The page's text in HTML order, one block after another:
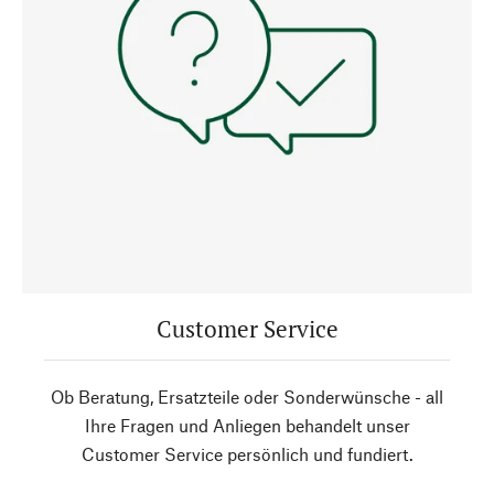
Customer Service
Ob Beratung, Ersatzteile oder Sonderwünsche - all
Ihre Fragen und Anliegen behandelt unser
Customer Service persönlich und fundiert.